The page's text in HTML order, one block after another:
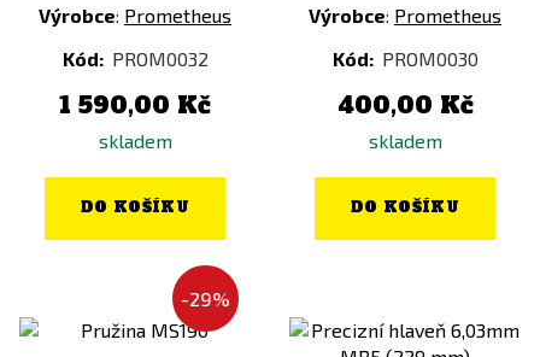
Výrobce: Prometheus
Kód: PROM0032
1 590,00 Kč
skladem
DO KOŠÍKU
Výrobce: Prometheus
Kód: PROM0030
400,00 Kč
skladem
DO KOŠÍKU
-29%